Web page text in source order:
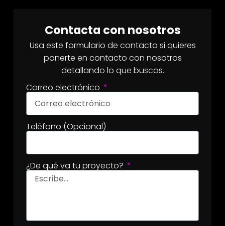
Contacta con nosotros
Usa este formulario de contacto si quieres
ponerte en contacto con nosotros
detallando lo que buscas.
Correo electrónico
Teléfono (Opcional)
¿De qué va tu proyecto?